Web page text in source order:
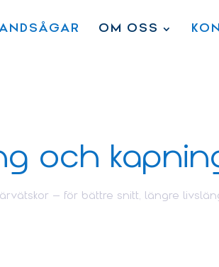
OM OSS
och
– för bättre snitt, längre